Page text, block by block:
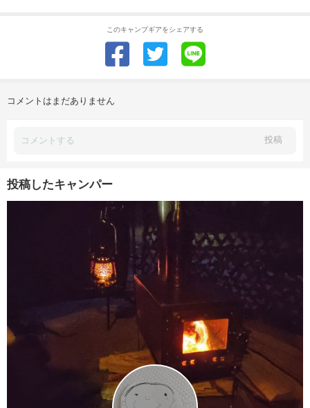
このキャンプギアをシェアする
コメントはまだありません
投稿
投稿したキャンパー